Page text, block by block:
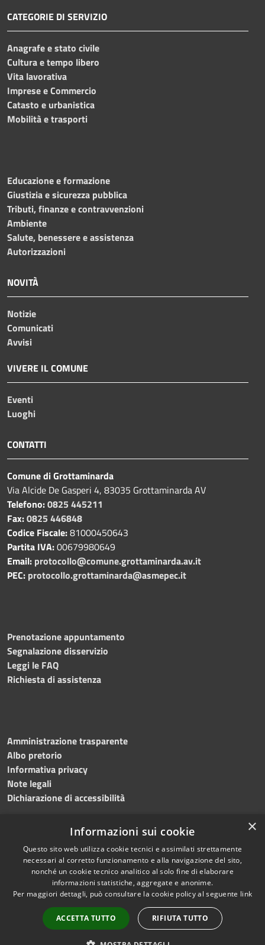
CATEGORIE DI SERVIZIO
Anagrafe e stato civile
Cultura e tempo libero
Vita lavorativa
Imprese e Commercio
Catasto e urbanistica
Mobilità e trasporti
Educazione e formazione
Giustizia e sicurezza pubblica
Tributi, finanze e contravvenzioni
Ambiente
Salute, benessere e assistenza
Autorizzazioni
NOVITÀ
Notizie
Comunicati
Avvisi
VIVERE IL COMUNE
Eventi
Luoghi
CONTATTI
Comune di Grottaminarda
Via Alcide De Gasperi 4, 83035 Grottaminarda AV
Telefono:0825 445211
Fax:0825 446848
Codice Fiscale:81000450643
Partita IVA:00679980649
Email: protocollo@comune.grottaminarda.av.it
PEC: protocollo.grottaminarda@asmepec.it
Prenotazione appuntamento
Segnalazione disservizio
Leggi le FAQ
Richiesta di assistenza
Amministrazione trasparente
Albo pretorio
Informativa privacy
Note legali
Dichiarazione di accessibilità
RSS
Accessibilità
Cookie
Mappa del sito
Numeri utili
Copyright © 2024 •
Comune diGrottaminarda
• Powered byMunicipium
•Redazione
×
Informazioni sui cookie
Questo sito web utilizza cookie tecnici e assimilati strettamente
necessari al corretto funzionamento e alla navigazione del sito,
nonché un cookie tecnico analitico al solo fine di elaborare
informazioni statistiche, aggregate e anonime.
Per maggiori dettagli, può consultare la cookie policy al seguente link
ACCETTA TUTTO RIFIUTA TUTTO